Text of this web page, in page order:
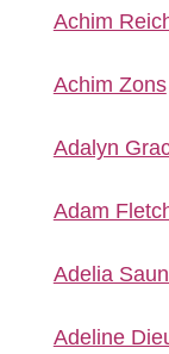
Achim
Achim Zons
Adalyn
Adam
Adelia
Adeline